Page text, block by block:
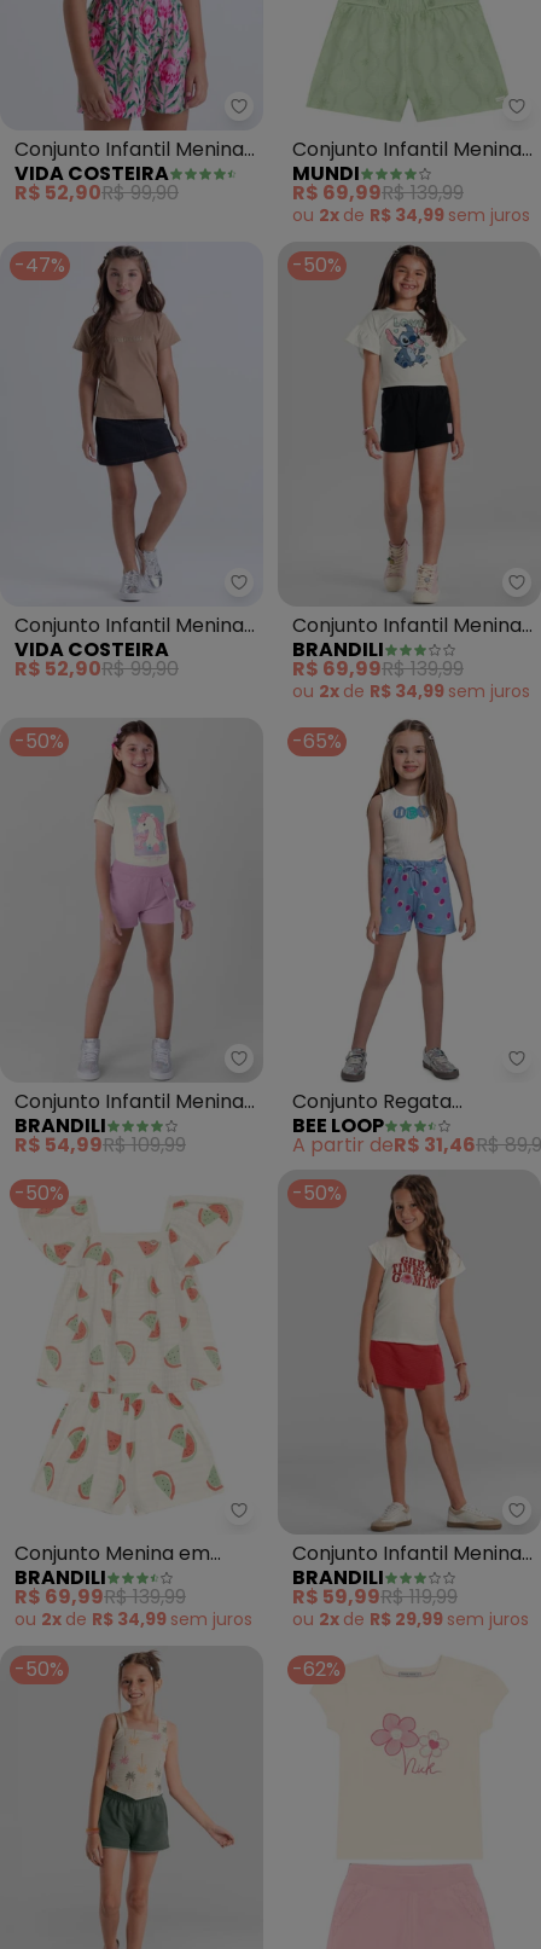
Vida Costeira - Conjunto
Conjunto Infantil Menina
Ombro Único Floral (Off)
VIDA COSTEIRA
R$ 52,90R$ 99,90
Conjunto Infantil Menina
de Laços (Natural)
MUNDI
R$ 69,99R$ 139,99
ou 2x de R$ 34,99 sem juros
-47%
Vida Costeira - Conjunto
Conjunto Infantil Menina
Princess Saia (Bege)
VIDA COSTEIRA
R$ 52,90R$ 99,90
-50%
Conjunto Infantil Menina
do Stitch (Natural)
BRANDILI
R$ 69,99R$ 139,99
ou 2x de R$ 34,99 sem juros
-50%
Conjunto Infantil Menina
(Natural)
BRANDILI
R$ 54,99R$ 109,99
-65%
Conjunto Regata
Cropped e Short (Bege)
BEE LOOP
A partir deR$ 31,46R$
-50%
Brandili - Conjunto Menina em
Conjunto Menina em
Cotton Quadriculado
(Natural)
BRANDILI
R$ 69,99R$ 139,99
ou 2x de R$ 34,99 sem juros
-50%
Conjunto Infantil Menina
com Glitter (Natural)
BRANDILI
R$ 59,99R$ 119,99
ou 2x de R$ 29,99 sem juros
-50% -62%